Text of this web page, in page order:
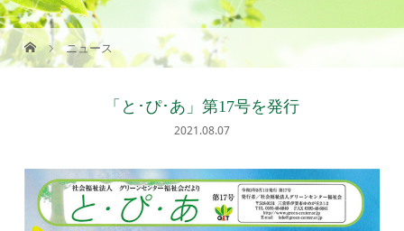
ニュース
「と･ぴ･あ」第17号を発行
2021.08.07